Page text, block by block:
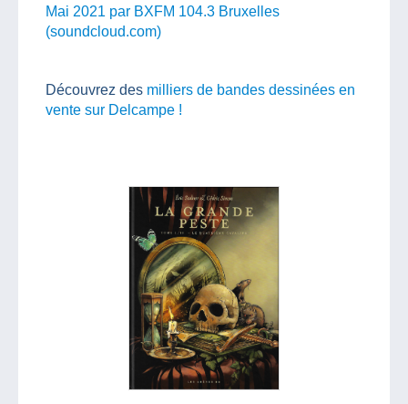
Mai 2021 par BXFM 104.3 Bruxelles
(soundcloud.com)
Découvrez des milliers de bandes dessinées en
vente sur Delcampe !